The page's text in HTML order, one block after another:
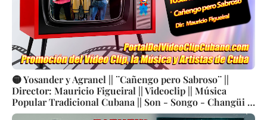
🟡 Yosander y Agranel || ¨Cañengo pero Sabroso¨ ||
Director: Mauricio Figueiral || Videoclip || Música
Popular Tradicional Cubana || Son - Songo - Changüi ||
CUBA